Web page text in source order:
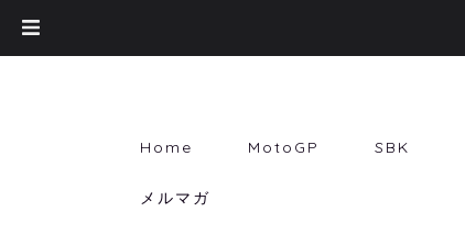
Home MotoGP SBK
メルマガ